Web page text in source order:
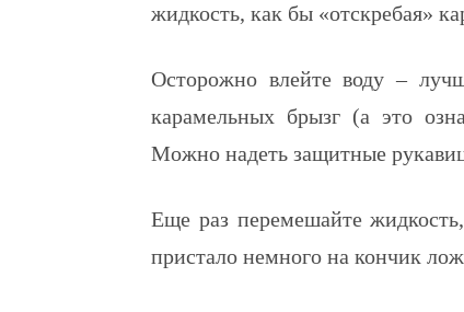
жидкость, как бы «отскребая»
Осторожно влейте воду –
карамельных брызг (а это
Можно надеть защитные
Еще раз перемешайте
пристало немного на кончик